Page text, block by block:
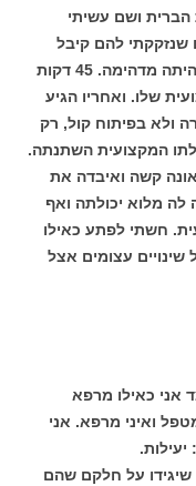
ושם עשיתי
להם קיבל
ממני טיפול. השפעת הטיפול על עבודתו היתה מדהימה. 45 דקות
שלו. ואחריו הגיע
ולא בפיתוח קול, רק
המקצועית השתנתה.
קשה ואיבדה את
לה מלוא יכולתה ואף
חשתי לפתע כאילו
שינויים עצומים אצל
אני כאילו מרפא
ואיני מרפא. אני
על חלקם שהם